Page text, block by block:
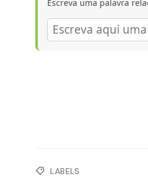
Escreva uma palavra
LABELS